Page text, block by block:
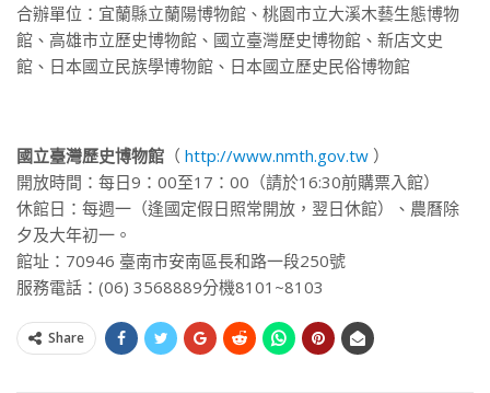
合辦單位：宜蘭縣立蘭陽博物館、桃園市立大溪木藝生態博物
館、高雄市立歷史博物館、國立臺灣歷史博物館、新店文史
館、日本國立民族學博物館、日本國立歷史民俗博物館
國立臺灣歷史博物館 （ http://www.nmth.gov.tw ）
開放時間：每日9：00至17：00（請於16:30前購票入館）
休館日：每週一（逢國定假日照常開放，翌日休館）、農曆除
夕及大年初一。
館址：70946 臺南市安南區長和路一段250號
服務電話：(06) 3568889分機8101~8103
Share